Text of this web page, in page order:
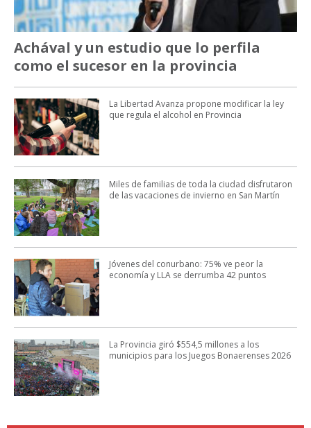
Achával y un estudio que lo perfila
como el sucesor en la provincia
La Libertad Avanza propone modificar la ley
que regula el alcohol en Provincia
Miles de familias de toda la ciudad disfrutaron
de las vacaciones de invierno en San Martín
Jóvenes del conurbano: 75% ve peor la
economía y LLA se derrumba 42 puntos
La Provincia giró $554,5 millones a los
municipios para los Juegos Bonaerenses 2026